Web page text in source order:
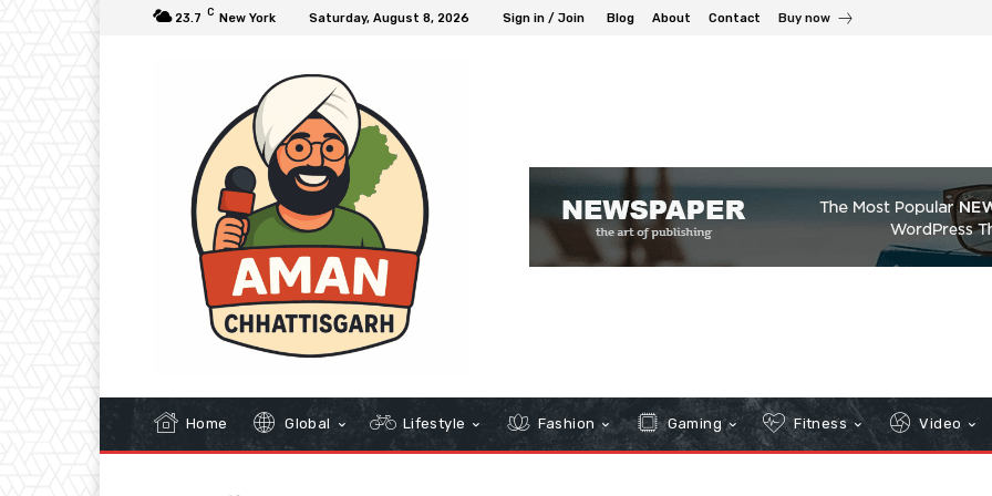
23.7 C New York Saturday, August 8, 2026 Sign in / Join Blog About Contact Buy now
Home Global Lifestyle Fashion Gaming Fitness Video